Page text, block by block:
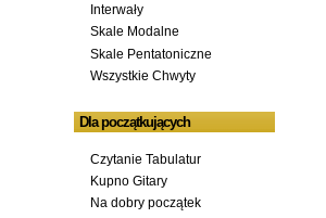
Interwały
Skale Modalne
Skale Pentatoniczne
Wszystkie Chwyty
Dla początkujących
Czytanie Tabulatur
Kupno Gitary
Na dobry początek